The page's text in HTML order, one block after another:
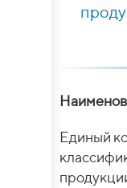
Единый